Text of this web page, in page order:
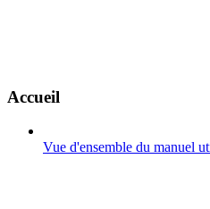
Accueil
Vue d'ensemble du manuel